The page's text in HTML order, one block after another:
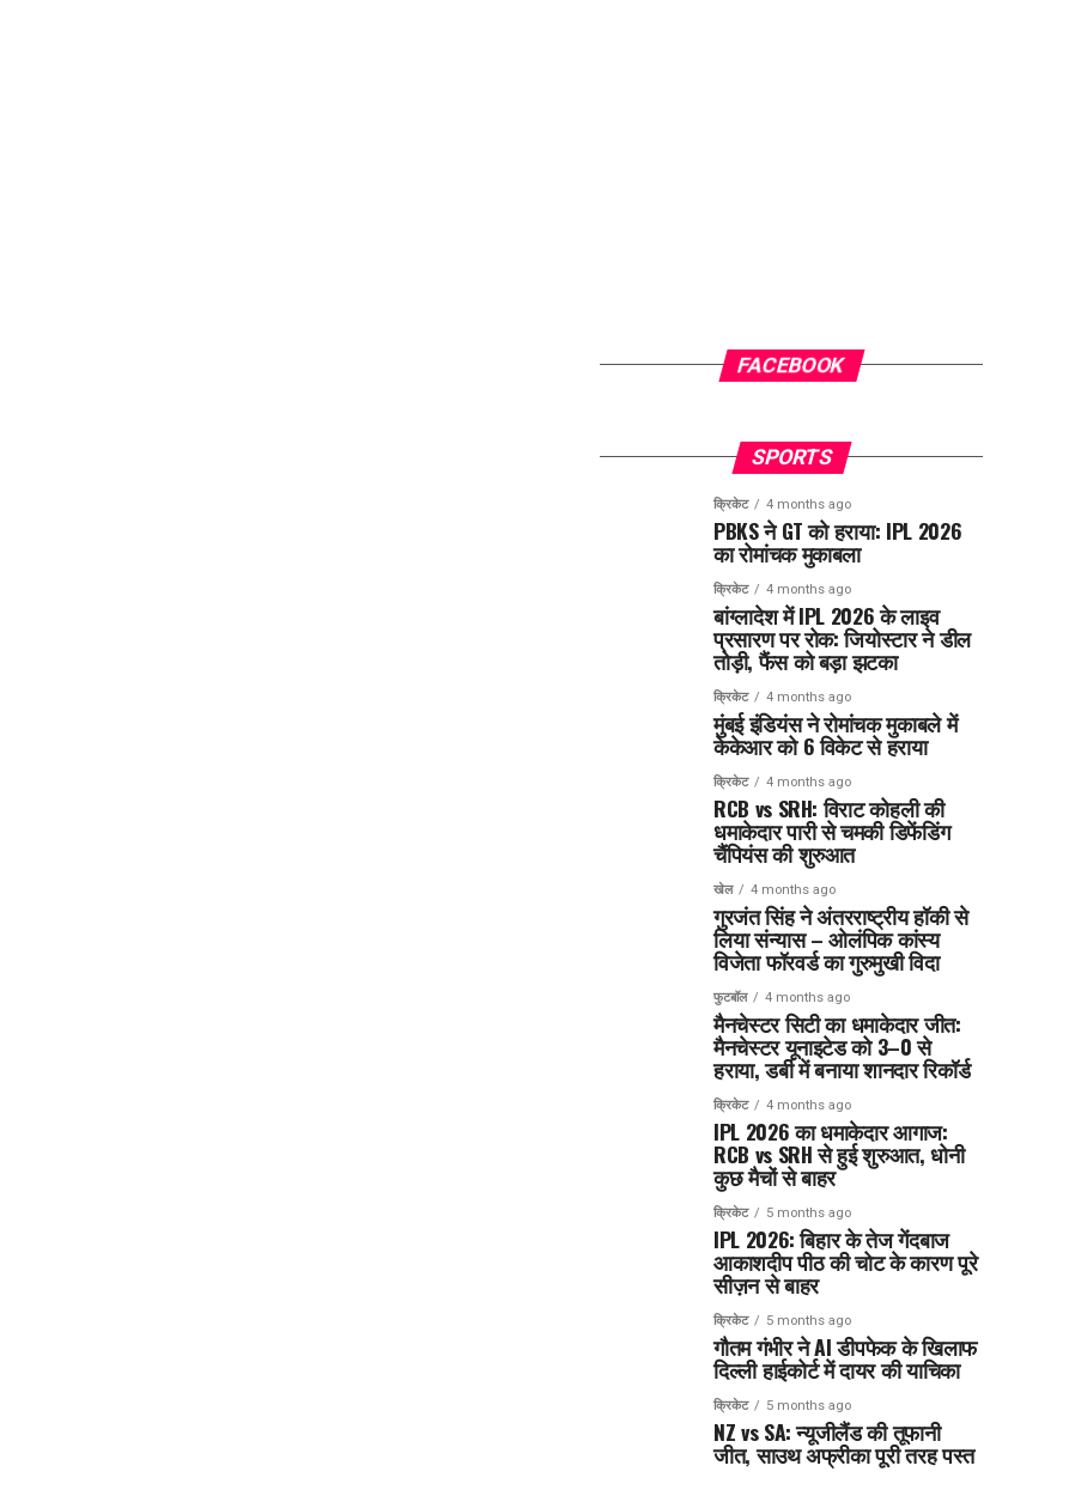
FACEBOOK
SPORTS
क्रिकेट 4 months ago
PBKS ने GT को हराया: IPL 2026
का रोमांचक मुकाबला
क्रिकेट 4 months ago
बांग्लादेश में IPL 2026 के लाइव
प्रसारण पर रोक: जियोस्टार ने डील
तोड़ी, फैंस को बड़ा झटका
क्रिकेट 4 months ago
मुंबई इंडियंस ने रोमांचक मुकाबले में
केकेआर को 6 विकेट से हराया
क्रिकेट 4 months ago
RCB vs SRH: विराट कोहली की
धमाकेदार पारी से चमकी डिफेंडिंग
चैंपियंस की शुरुआत
खेल 4 months ago
गुरजंत सिंह ने अंतरराष्ट्रीय हॉकी से
लिया संन्यास – ओलंपिक कांस्य
विजेता फॉरवर्ड का गुरुमुखी विदा
फुटबॉल 4 months ago
मैनचेस्टर सिटी का धमाकेदार जीत:
मैनचेस्टर यूनाइटेड को 3–0 से
हराया, डर्बी में बनाया शानदार रिकॉर्ड
क्रिकेट 4 months ago
IPL 2026 का धमाकेदार आगाज:
RCB vs SRH से हुई शुरुआत, धोनी
कुछ मैचों से बाहर
क्रिकेट 5 months ago
IPL 2026: बिहार के तेज गेंदबाज
आकाशदीप पीठ की चोट के कारण पूरे
सीज़न से बाहर
क्रिकेट 5 months ago
गौतम गंभीर ने AI डीपफेक के खिलाफ
दिल्ली हाईकोर्ट में दायर की याचिका
क्रिकेट 5 months ago
NZ vs SA: न्यूजीलैंड की तूफानी
जीत, साउथ अफ्रीका पूरी तरह पस्त